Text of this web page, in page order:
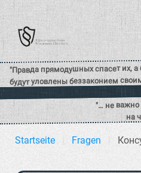
Startseite Fragen